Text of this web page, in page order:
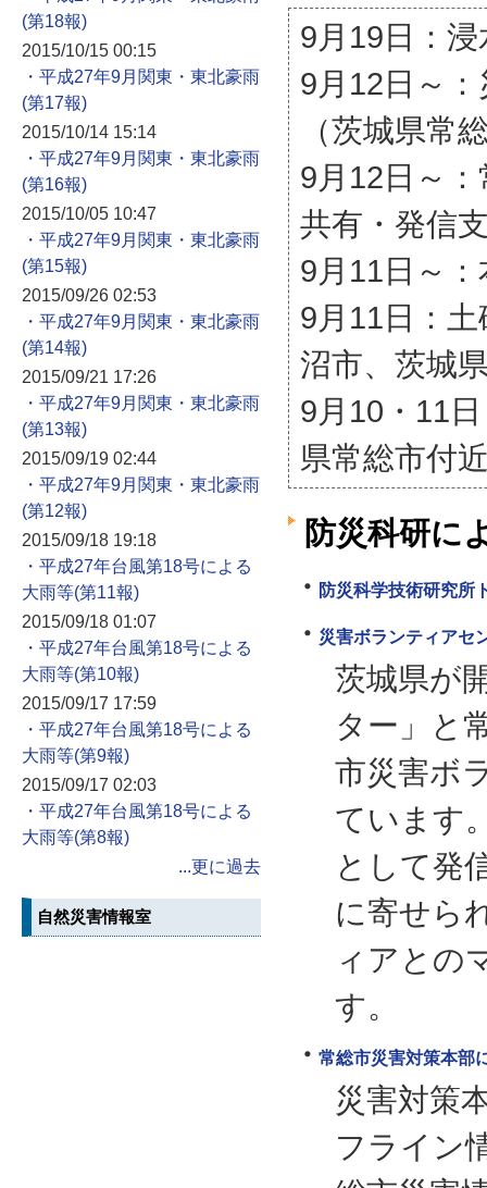
2015/10/15 00:15
・平成27年9月関東・東北豪雨
2015/10/14 15:14
・平成27年9月関東・東北豪雨
2015/10/05 10:47
・平成27年9月関東・東北豪雨
2015/09/26 02:53
・平成27年9月関東・東北豪雨
2015/09/21 17:26
・平成27年9月関東・東北豪雨
2015/09/19 02:44
・平成27年9月関東・東北豪雨
2015/09/18 19:18
・平成27年台風第18号による
大雨等
2015/09/18 01:07
・平成27年台風第18号による
大雨等
2015/09/17 17:59
・平成27年台風第18号による
大雨等
2015/09/17 02:03
・平成27年台風第18号による
大雨等
...更に過去
自然災害情報室
9月19日：
9月12日～
（茨城県常
9月12日～
共有・発信
9月11日～
9月11日：
沼市、茨城
9月10・11
県常総市付
防災科研に
防災科学技術研究所
災害ボランティアセ
茨城県が
ター」と
市災害ボ
ています
として発
に寄せら
ィアとの
す。
常総市災害対策本部
災害対策
フライン